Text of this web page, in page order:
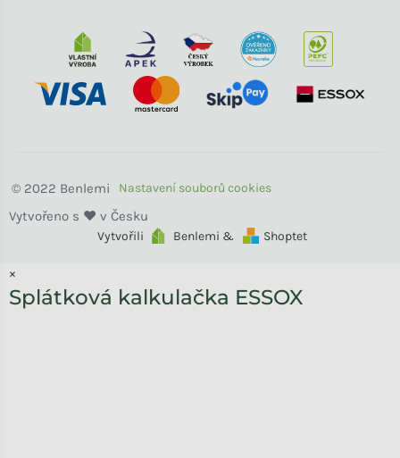
Vytvořili Benlemi & Shoptet
Benlemi
×
Splátková kalkulačka ESSOX